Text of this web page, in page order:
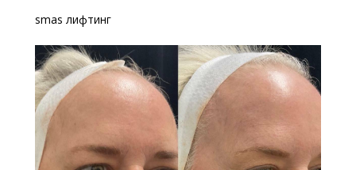
smas лифтинг
Запишитесь
на процедуру
Аппаратный SMAS - лифтинг
на аппарате Liftera